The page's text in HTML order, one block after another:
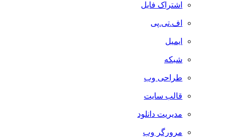
اشتراک فایل
اف.تی.پی
ایمیل
شبکه
طراحی وب
قالب سایت
مدیریت دانلود
مرورگر وب